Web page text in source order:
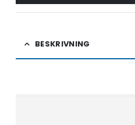
BESKRIVNING